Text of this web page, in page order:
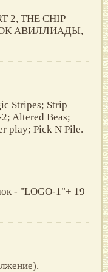
2, THE CHIP
АВИЛЛИАДЫ,
Stripes; Strip
Altered Beas;
play; Pick N Pile.
- "LOGO-1"+ 19